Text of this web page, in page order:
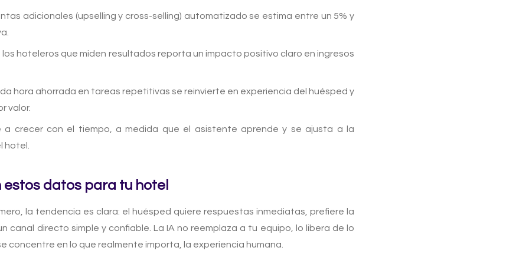
adicionales (upselling y cross-selling) automatizado se estima entre un 5% y
los hoteleros que miden resultados reporta un impacto positivo claro en ingresos
hora ahorrada en tareas repetitivas se reinvierte en experiencia del huésped y
valor.
a crecer con el tiempo, a medida que el asistente aprende y se ajusta a la
hotel.
estos datos para tu hotel
la tendencia es clara: el huésped quiere respuestas inmediatas, prefiere la
canal directo simple y confiable. La IA no reemplaza a tu equipo, lo libera de lo
concentre en lo que realmente importa, la experiencia humana.